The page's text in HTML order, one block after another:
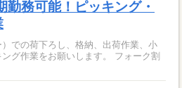
務可能！ピッキング・
での荷下ろし、格納、出荷作業、小
グ作業をお願いします。 フォーク割